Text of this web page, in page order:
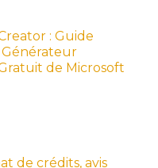
: Guide
de Microsoft
de crédits, avis